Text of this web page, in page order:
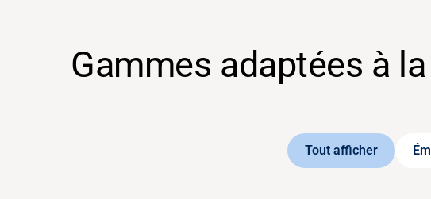
Gammes adaptées à
Tout afficher